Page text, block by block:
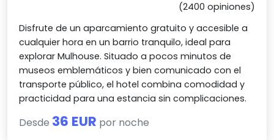
(2400 opiniones)
Disfrute de un aparcamiento gratuito y accesible a
cualquier hora en un barrio tranquilo, ideal para
explorar Mulhouse. Situado a pocos minutos de
museos emblemáticos y bien comunicado con el
transporte público, el hotel combina comodidad y
practicidad para una estancia sin complicaciones.
Desde 36 EUR por noche